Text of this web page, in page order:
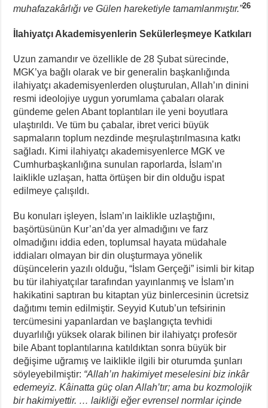
muhafazakârlığı ve Gülen hareketiyle tamamlanmıştır.”26
İlahiyatçı Akademisyenlerin Sekülerleşmeye Katkıları
Uzun zamandır ve özellikle de 28 Şubat sürecinde,
MGK’ya bağlı olarak ve bir generalin başkanlığında
ilahiyatçı akademisyenlerden oluşturulan, Allah’ın dinini
resmi ideolojiye uygun yorumlama çabaları olarak
gündeme gelen Abant toplantıları ile yeni boyutlara
ulaştırıldı. Ve tüm bu çabalar, ibret verici büyük
sapmaların toplum nezdinde meşrulaştırılmasına katkı
sağladı. Kimi ilahiyatçı akademisyenlerce MGK ve
Cumhurbaşkanlığına sunulan raporlarda, İslam’ın
laiklikle uzlaşan, hatta örtüşen bir din olduğu ispat
edilmeye çalışıldı.
Bu konuları işleyen, İslam’ın laiklikle uzlaştığını,
başörtüsünün Kur’an’da yer almadığını ve farz
olmadığını iddia eden, toplumsal hayata müdahale
iddiaları olmayan bir din oluşturmaya yönelik
düşüncelerin yazılı olduğu, “İslam Gerçeği” isimli bir kitap
bu tür ilahiyatçılar tarafından yayınlanmış ve İslam’ın
hakikatini saptıran bu kitaptan yüz binlercesinin ücretsiz
dağıtımı temin edilmiştir. Seyyid Kutub’un tefsirinin
tercümesini yapanlardan ve başlangıçta tevhidi
duyarlılığı yüksek olarak bilinen bir ilahiyatçı profesör
bile Abant toplantılarına katıldıktan sonra büyük bir
değişime uğramış ve laiklikle ilgili bir oturumda şunları
söyleyebilmiştir: “Allah’ın hakimiyet meselesini biz inkâr
edemeyiz. Kâinatta güç olan Allah’tır; ama bu kozmolojik
bir hakimiyettir. … laikliği eğer evrensel normlar içinde